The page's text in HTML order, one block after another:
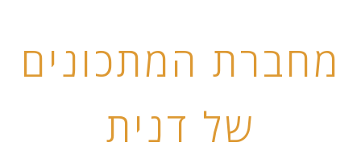
מחברת המתכונים
של דנית